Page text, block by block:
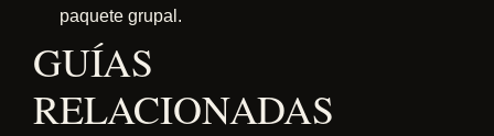
paquete grupal.
GUÍAS
RELACIONADAS